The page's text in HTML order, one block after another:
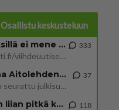
Osallistu keskusteluun
Martinan bisneksillä ei mene hyvin
https://www.iltalehti.fi/viihdeuutiset/a/c46da6ab-340f-4790-aaa7-0865eed2336 Yrityksen konkurssihakemus on tullut kärä
333
Tiesitkö? Martina Aitolehden isäpuoli on tämä suosittu laulaja
Martina Aitolehti on seurattu julkisuuden henkilö. Lähipiiriin mahtuu muitakin tunnettuja henkilöitä. Tiesitkö, että Ma
37
2 km on nykyään liian pitkä koulumatka 118